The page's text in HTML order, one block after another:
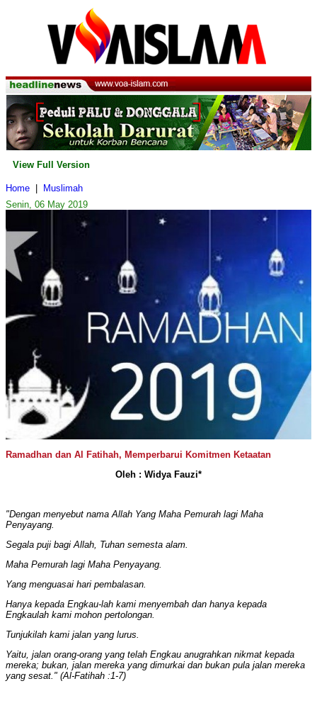
View Full Version
Home
Muslimah
Senin, 06 May 2019
Ramadhan dan Al Fatihah, Memperbarui Komitmen Ketaatan
Oleh : Widya Fauzi*
"Dengan menyebut nama Allah Yang Maha Pemurah lagi Maha
Penyayang.
Segala puji bagi Allah, Tuhan semesta alam.
Maha Pemurah lagi Maha Penyayang.
Yang menguasai hari pembalasan.
Hanya kepada Engkau-lah kami menyembah dan hanya kepada
Engkaulah kami mohon pertolongan.
Tunjukilah kami jalan yang lurus.
Yaitu, jalan orang-orang yang telah Engkau anugrahkan nikmat kepada
mereka; bukan, jalan mereka yang dimurkai dan bukan pula jalan mereka
yang sesat." (Al-Fatihah :1-7)